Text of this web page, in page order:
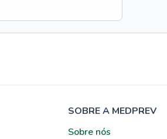
SOBRE A MEDPREV
Sobre nós